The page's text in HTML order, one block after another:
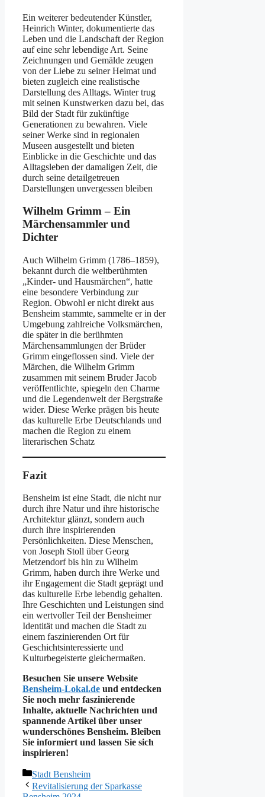
Ein weiterer bedeutender Künstler,
Heinrich Winter, dokumentierte das
Leben und die Landschaft der Region
auf eine sehr lebendige Art. Seine
Zeichnungen und Gemälde zeugen
von der Liebe zu seiner Heimat und
bieten zugleich eine realistische
Darstellung des Alltags. Winter trug
mit seinen Kunstwerken dazu bei, das
Bild der Stadt für zukünftige
Generationen zu bewahren. Viele
seiner Werke sind in regionalen
Museen ausgestellt und bieten
Einblicke in die Geschichte und das
Alltagsleben der damaligen Zeit, die
durch seine detailgetreuen
Darstellungen unvergessen bleiben​
Wilhelm Grimm – Ein
Märchensammler und
Dichter
Auch Wilhelm Grimm (1786–1859),
bekannt durch die weltberühmten
„Kinder- und Hausmärchen“, hatte
eine besondere Verbindung zur
Region. Obwohl er nicht direkt aus
Bensheim stammte, sammelte er in der
Umgebung zahlreiche Volksmärchen,
die später in die berühmten
Märchensammlungen der Brüder
Grimm eingeflossen sind. Viele der
Märchen, die Wilhelm Grimm
zusammen mit seinem Bruder Jacob
veröffentlichte, spiegeln den Charme
und die Legendenwelt der Bergstraße
wider. Diese Werke prägen bis heute
das kulturelle Erbe Deutschlands und
machen die Region zu einem
literarischen Schatz​
Fazit
Bensheim ist eine Stadt, die nicht nur
durch ihre Natur und ihre historische
Architektur glänzt, sondern auch
durch ihre inspirierenden
Persönlichkeiten. Diese Menschen,
von Joseph Stoll über Georg
Metzendorf bis hin zu Wilhelm
Grimm, haben durch ihre Werke und
ihr Engagement die Stadt geprägt und
das kulturelle Erbe lebendig gehalten.
Ihre Geschichten und Leistungen sind
ein wertvoller Teil der Bensheimer
Identität und machen die Stadt zu
einem faszinierenden Ort für
Geschichtsinteressierte und
Kulturbegeisterte gleichermaßen.
Besuchen Sie unsere Website
Bensheim-Lokal.de und entdecken
Sie noch mehr faszinierende
Inhalte, aktuelle Nachrichten und
spannende Artikel über unser
wunderschönes Bensheim. Bleiben
Sie informiert und lassen Sie sich
inspirieren!
Kategorien
Stadt Bensheim
Revitalisierung der Sparkasse